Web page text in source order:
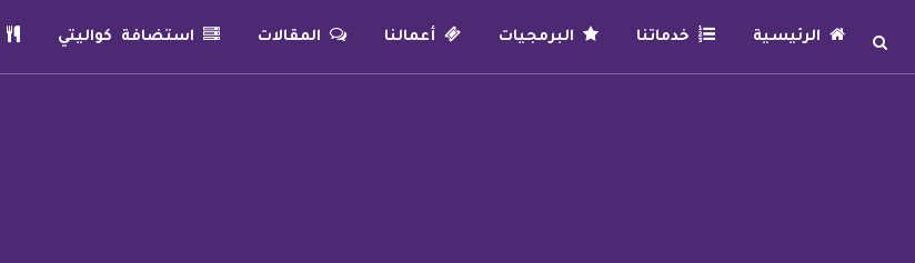
الرئيسية خدماتنا البرمجيات أعمالنا المقالات استضافة كواليتي